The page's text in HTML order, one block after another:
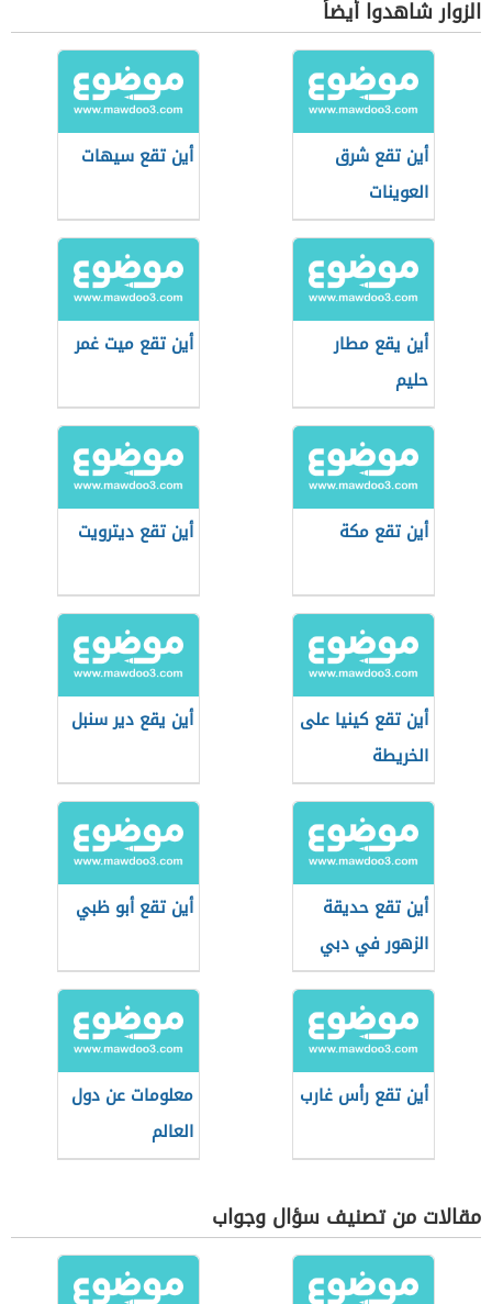
الزوار شاهدوا أيضاً
أين تقع شرق
العوينات
أين تقع سيهات
أين يقع مطار
حليم
أين تقع ميت غمر
أين تقع مكة أين تقع ديترويت
أين تقع كينيا على
الخريطة
أين يقع دير سنبل
أين تقع حديقة
الزهور في دبي
أين تقع أبو ظبي
أين تقع رأس غارب
معلومات عن دول
العالم
مقالات من تصنيف سؤال وجواب